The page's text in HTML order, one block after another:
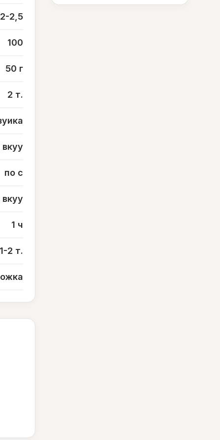
2-2,5
100
50 г
2 т.
вкуу
по с
вкуу
1 ч
1-2 т.